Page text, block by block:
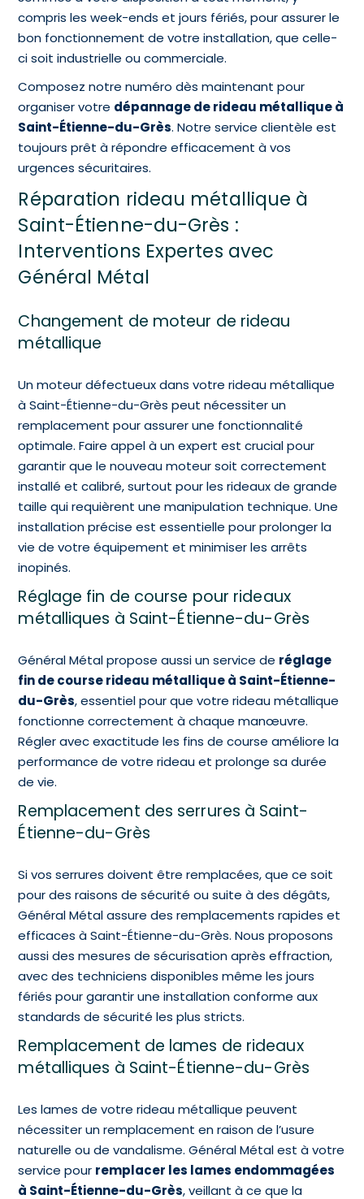
compris les week-ends et jours fériés, pour assurer le
bon fonctionnement de votre installation, que celle-
ci soit industrielle ou commerciale.
Composez notre numéro dès maintenant pour
organiser votre dépannage de rideau métallique à
Saint-Étienne-du-Grès. Notre service clientèle est
toujours prêt à répondre efficacement à vos
urgences sécuritaires.
Réparation rideau métallique à
Saint-Étienne-du-Grès :
Interventions Expertes avec
Général Métal
Changement de moteur de rideau
métallique
Un moteur défectueux dans votre rideau métallique
à Saint-Étienne-du-Grès peut nécessiter un
remplacement pour assurer une fonctionnalité
optimale. Faire appel à un expert est crucial pour
garantir que le nouveau moteur soit correctement
installé et calibré, surtout pour les rideaux de grande
taille qui requièrent une manipulation technique. Une
installation précise est essentielle pour prolonger la
vie de votre équipement et minimiser les arrêts
inopinés.
Réglage fin de course pour rideaux
métalliques à Saint-Étienne-du-Grès
Général Métal propose aussi un service de réglage
fin de course rideau métallique à Saint-Étienne-
du-Grès, essentiel pour que votre rideau métallique
fonctionne correctement à chaque manœuvre.
Régler avec exactitude les fins de course améliore la
performance de votre rideau et prolonge sa durée
de vie.
Remplacement des serrures à Saint-
Étienne-du-Grès
Si vos serrures doivent être remplacées, que ce soit
pour des raisons de sécurité ou suite à des dégâts,
Général Métal assure des remplacements rapides et
efficaces à Saint-Étienne-du-Grès. Nous proposons
aussi des mesures de sécurisation après effraction,
avec des techniciens disponibles même les jours
fériés pour garantir une installation conforme aux
standards de sécurité les plus stricts.
Remplacement de lames de rideaux
métalliques à Saint-Étienne-du-Grès
Les lames de votre rideau métallique peuvent
nécessiter un remplacement en raison de l’usure
naturelle ou de vandalisme. Général Métal est à votre
service pour remplacer les lames endommagées
à Saint-Étienne-du-Grès, veillant à ce que la